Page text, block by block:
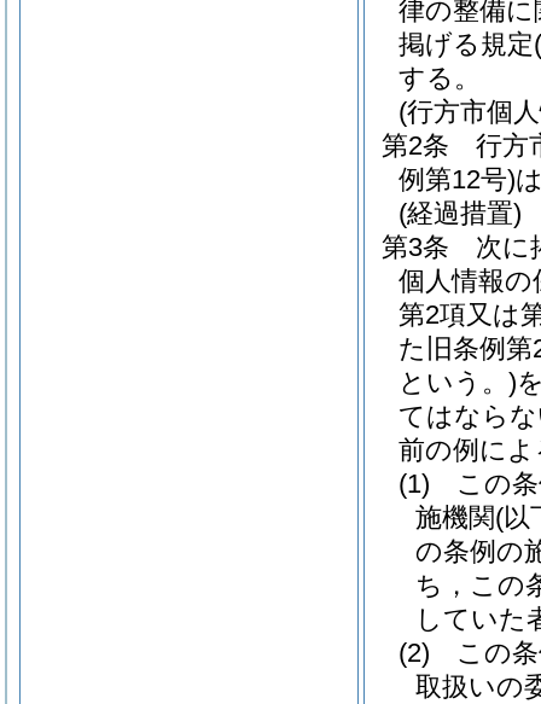
律の整備
掲げる規定
する。
(行方市個
第2条
行方
例第12号)
(経過措置)
第3条
次に
個人情報
第2項又は
た旧条例
という。)
てはなら
前の例によ
(1)
この
施機関(以
の条例の
ち，この
していた
(2)
この
取扱いの